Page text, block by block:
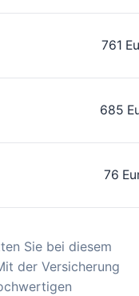
761
685
76
Sie bei diesem
der Versicherung